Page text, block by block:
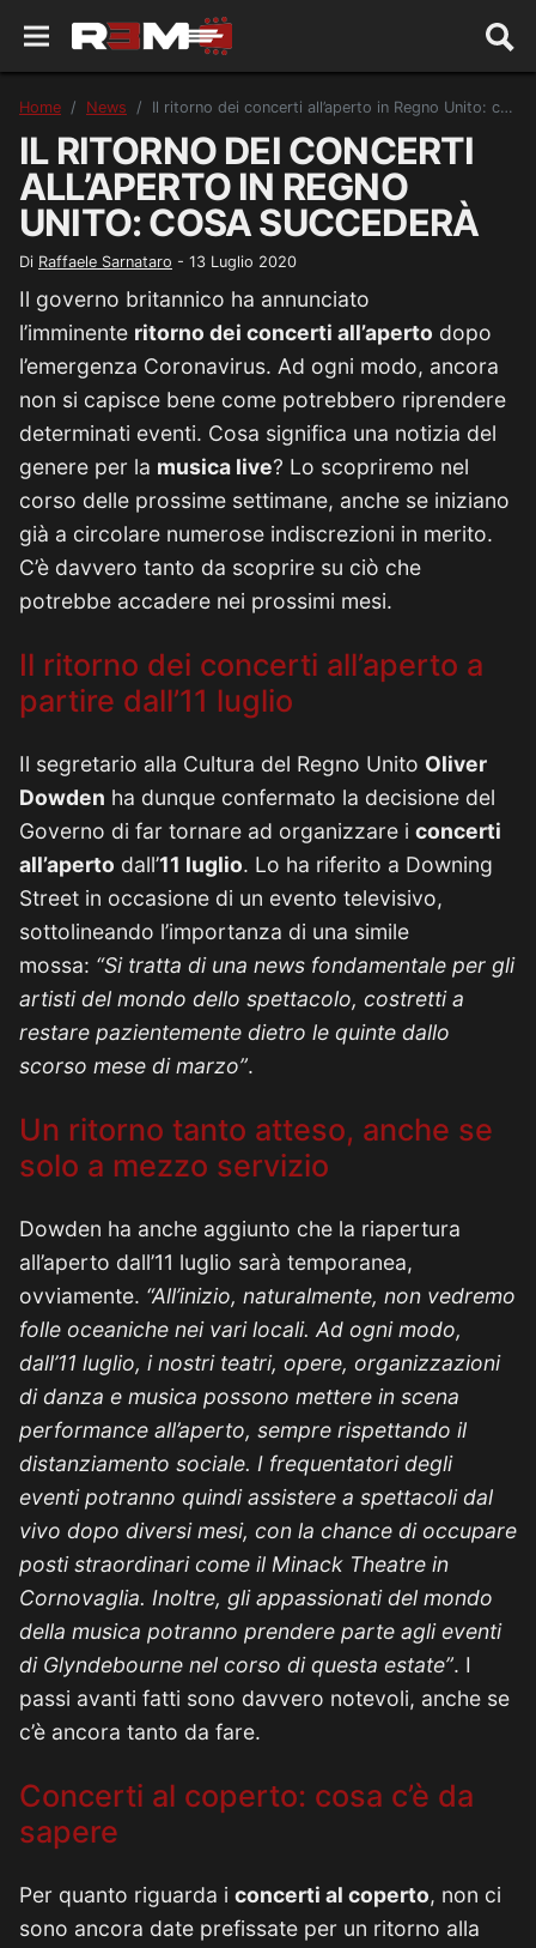
Home News Il ritorno dei concerti all’aperto in Regno Unito: cosa succederà
IL RITORNO DEI CONCERTI
ALL’APERTO IN REGNO
UNITO: COSA SUCCEDERÀ
Di Raffaele Sarnataro - 13 Luglio 2020
Il governo britannico ha annunciato
l’imminente ritorno dei concerti all’aperto dopo
l’emergenza Coronavirus. Ad ogni modo, ancora
non si capisce bene come potrebbero riprendere
determinati eventi. Cosa significa una notizia del
genere per la musica live? Lo scopriremo nel
corso delle prossime settimane, anche se iniziano
già a circolare numerose indiscrezioni in merito.
C’è davvero tanto da scoprire su ciò che
potrebbe accadere nei prossimi mesi.
Il ritorno dei concerti all’aperto a
partire dall’11 luglio
Il segretario alla Cultura del Regno Unito Oliver
Dowden ha dunque confermato la decisione del
Governo di far tornare ad organizzare i concerti
all’aperto dall’11 luglio. Lo ha riferito a Downing
Street in occasione di un evento televisivo,
sottolineando l’importanza di una simile
mossa: “Si tratta di una news fondamentale per gli
artisti del mondo dello spettacolo, costretti a
restare pazientemente dietro le quinte dallo
scorso mese di marzo”.
Un ritorno tanto atteso, anche se
solo a mezzo servizio
Dowden ha anche aggiunto che la riapertura
all’aperto dall’11 luglio sarà temporanea,
ovviamente. “All’inizio, naturalmente, non vedremo
folle oceaniche nei vari locali. Ad ogni modo,
dall’11 luglio, i nostri teatri, opere, organizzazioni
di danza e musica possono mettere in scena
performance all’aperto, sempre rispettando il
distanziamento sociale. I frequentatori degli
eventi potranno quindi assistere a spettacoli dal
vivo dopo diversi mesi, con la chance di occupare
posti straordinari come il Minack Theatre in
Cornovaglia. Inoltre, gli appassionati del mondo
della musica potranno prendere parte agli eventi
di Glyndebourne nel corso di questa estate”. I
passi avanti fatti sono davvero notevoli, anche se
c’è ancora tanto da fare.
Concerti al coperto: cosa c’è da
sapere
Per quanto riguarda i concerti al coperto, non ci
sono ancora date prefissate per un ritorno alla